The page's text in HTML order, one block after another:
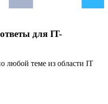
для IT-
любой теме из области IT